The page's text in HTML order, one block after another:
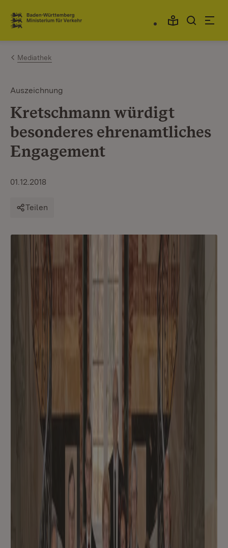
Zum Inhalt springen
Link zur Startseite
Mediathek
Auszeichnung
Kretschmann würdigt
besonderes ehrenamtliches
Engagement
01.12.2018
Teilen